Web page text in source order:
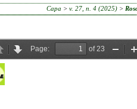
Capa >v. 27, n. 4 (2025) >